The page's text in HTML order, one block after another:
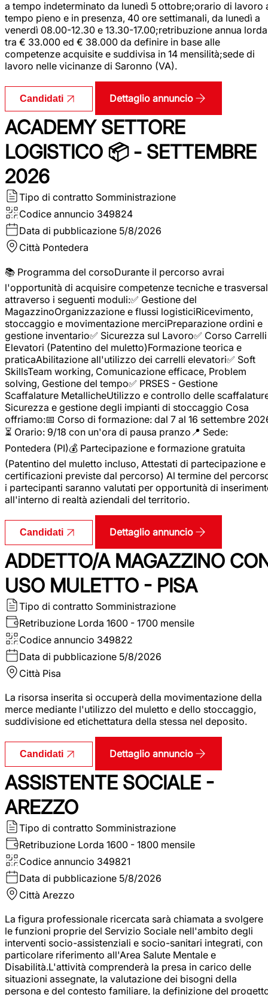
a tempo indeterminato da lunedì 5 ottobre;orario di lavoro
tempo pieno e in presenza, 40 ore settimanali, da lunedì a
venerdì 08.00-12.30 e 13.30-17.00;retribuzione annua lorda
tra € 33.000 ed € 38.000 da definire in base alle
competenze acquisite e suddivisa in 14 mensilità;sede di
lavoro nelle vicinanze di Saronno (VA).
Candidati Dettaglio annuncio
ACADEMY SETTORE
LOGISTICO 📦 - SETTEMBRE
2026
Tipo di contratto Somministrazione
Codice annuncio 349824
Data di pubblicazione 5/8/2026
Città Pontedera
📚 Programma del corsoDurante il percorso avrai
l'opportunità di acquisire competenze tecniche e
attraverso i seguenti moduli:✅ Gestione del
MagazzinoOrganizzazione e flussi logisticiRicevimento,
stoccaggio e movimentazione merciPreparazione ordini e
gestione inventario✅ Sicurezza sul Lavoro✅ Corso Carrelli
Elevatori (Patentino del muletto)Formazione teorica e
praticaAbilitazione all'utilizzo dei carrelli elevatori✅ Soft
SkillsTeam working, Comunicazione efficace, Problem
solving, Gestione del tempo✅ PRSES - Gestione
Scaffalature MetallicheUtilizzo e controllo delle
Sicurezza e gestione degli impianti di stoccaggio Cosa
offriamo:📅 Corso di formazione: dal 7 al 16 settembre
⏳ Orario: 9/18 con un'ora di pausa pranzo📍 Sede:
Pontedera (PI)💰 Partecipazione e formazione gratuita
(Patentino del muletto incluso, Attestati di partecipazione e
certificazioni previste dal percorso) Al termine del
i partecipanti saranno valutati per opportunità di
all'interno di realtà aziendali del territorio.
Candidati Dettaglio annuncio
ADDETTO/A MAGAZZINO
USO MULETTO - PISA
Tipo di contratto Somministrazione
Retribuzione Lorda 1600 - 1700 mensile
Codice annuncio 349822
Data di pubblicazione 5/8/2026
Città Pisa
La risorsa inserita si occuperà della movimentazione della
merce mediante l'utilizzo del muletto e dello stoccaggio,
suddivisione ed etichettatura della stessa nel deposito.
Candidati Dettaglio annuncio
ASSISTENTE SOCIALE -
AREZZO
Tipo di contratto Somministrazione
Retribuzione Lorda 1600 - 1800 mensile
Codice annuncio 349821
Data di pubblicazione 5/8/2026
Città Arezzo
La figura professionale ricercata sarà chiamata a svolgere
le funzioni proprie del Servizio Sociale nell'ambito degli
interventi socio-assistenziali e socio-sanitari integrati, con
particolare riferimento all'Area Salute Mentale e
Disabilità.L'attività comprenderà la presa in carico delle
situazioni assegnate, la valutazione dei bisogni della
persona e del contesto familiare, la definizione del